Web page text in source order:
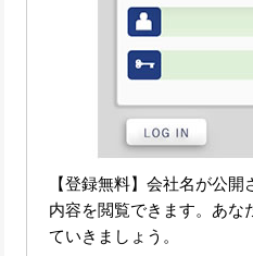
【登録無料】会社名が公
内容を閲覧できます。あな
ていきましょう。